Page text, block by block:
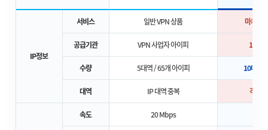
IP정보
서비스 일반 VPN 상품 마케팅
공급기관 VPN 사업자 아이피 100%
수량 5대역 / 65개 아이피 10대역
대역 IP 대역 중복 각각
속도 20 Mbps